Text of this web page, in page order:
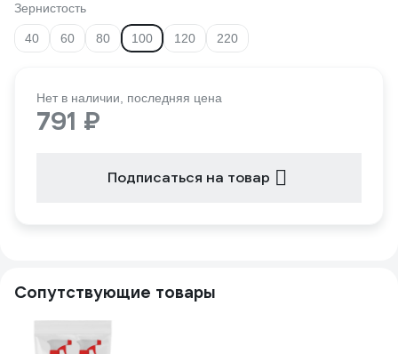
Зернистость
40 60 80 100 120 220
Нет в наличии, последняя цена
791 ₽
Подписаться на товар
Сопутствующие товары